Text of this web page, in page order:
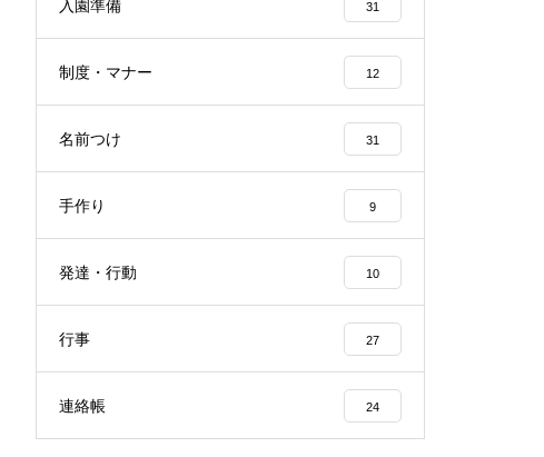
入園準備 31
制度・マナー 12
名前つけ 31
手作り 9
発達・行動 10
行事 27
連絡帳 24